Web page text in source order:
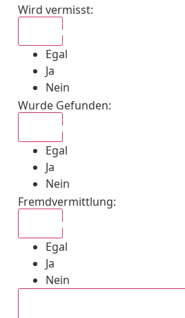
Wird vermisst:
Egal
Ja
Nein
Wurde Gefunden:
Egal
Ja
Nein
Fremdvermittlung:
Egal
Ja
Nein